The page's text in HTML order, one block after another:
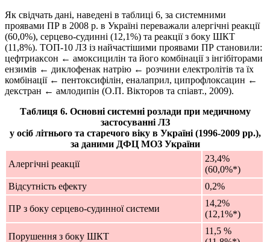
Як свідчать дані, наведені в таблиці 6, за системними
проявами ПР в 2008 р. в Україні переважали алергічні реакції
(60,0%), серцево-судинні (12,1%) та реакції з боку ШКТ
(11,8%). ТОП-10 ЛЗ із найчастішими проявами ПР становили:
цефтриаксон ← амоксицилін та його комбінації з інгібіторами
ензимів ← диклофенак натрію ← розчини електролітів та їх
комбінації ← пентоксифілін, еналаприл, ципрофлоксацин ←
декстран ← амлодипін (О.П. Вікторов та спіавт., 2009).
Таблиця 6. Основні системні розлади при медичному
застосуванні ЛЗ
у осіб літнього та старечого віку в Україні (1996-2009 рр.),
за даними ДФЦ МОЗ України
Алергічні реакції
23,4%
(60,0%*)
Відсутність ефекту
0,2%
ПР з боку серцево-судинної системи
14,2%
(12,1%*)
Порушення з боку ШКТ
11,5 %